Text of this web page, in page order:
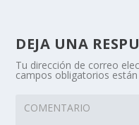
DEJA UNA
Tu dirección de correo
campos obligatorios